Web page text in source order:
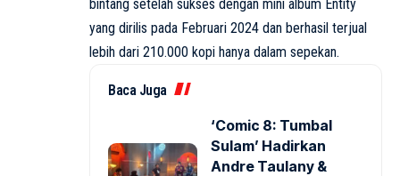
bintang setelah sukses dengan mini album Entity
yang dirilis pada Februari 2024 dan berhasil terjual
lebih dari 210.000 kopi hanya dalam sepekan.
Baca Juga
‘Comic 8: Tumbal
Sulam’ Hadirkan
Andre Taulany &